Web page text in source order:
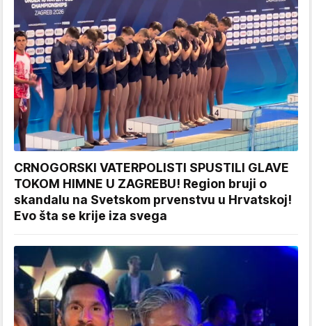
CRNOGORSKI VATERPOLISTI SPUSTILI GLAVE
TOKOM HIMNE U ZAGREBU! Region bruji o
skandalu na Svetskom prvenstvu u Hrvatskoj!
Evo šta se krije iza svega